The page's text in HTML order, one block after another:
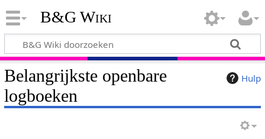
B&G Wiki
Hulp
Belangrijkste openbare
logboeken